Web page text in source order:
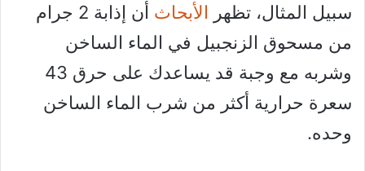
سبيل المثال، تظهر الأبحاث
أن إذابة 2 جرام
من مسحوق الزنجبيل في الماء الساخن
وشربه مع وجبة قد يساعدك على حرق 43
سعرة حرارية أكثر من شرب الماء الساخن
وحده.